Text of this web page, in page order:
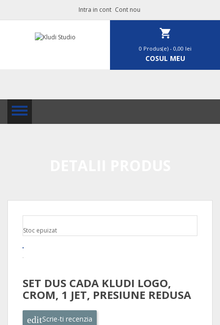
Intra in cont Cont nou
0 Produs(e) - 0,00 lei
COSUL MEU
Stoc epuizat
SET DUS CADA KLUDI LOGO,
CROM, 1 JET, PRESIUNE REDUSA
Scrie-ti recenzia